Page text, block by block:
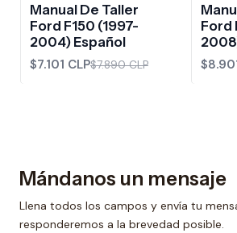
Manual De Taller
Ford F150 (1997-
2004) Español
$7.101 CLP$7.890 CLP
Ford
Mándanos un mensaje
Llena todos los campos y envía tu
responderemos a la brevedad posible.